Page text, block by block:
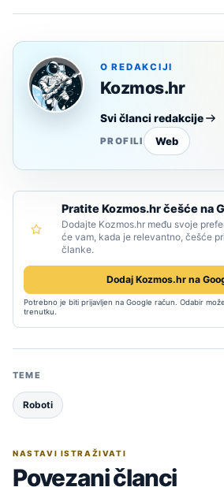
O REDAKCIJI
Kozmos.hr
Svi članci redakcije
PROFILI Web
Pratite Kozmos.hr češće na
Dodajte Kozmos.hr među svoje
će vam, kada je relevantno, češće
članke.
Dodaj Kozmos.hr na
Potrebno je biti prijavljen na Google račun. Odabir
trenutku.
TEME
Roboti
NASTAVI ISTRAŽIVATI
Povezani članci